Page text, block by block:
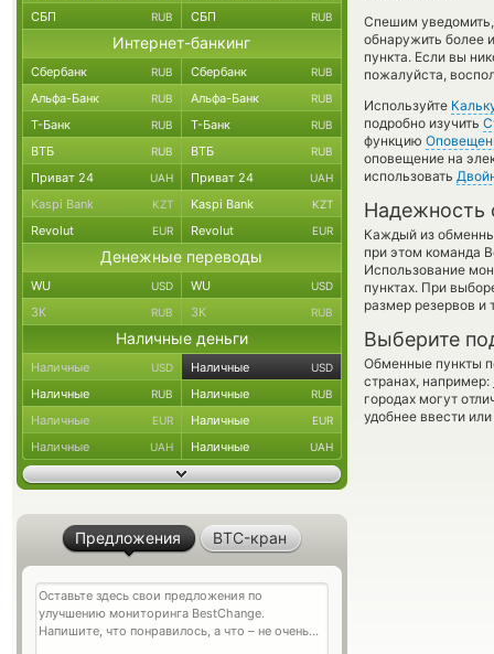
Спешим
обнаружить более
пункта. Если вы
пожалуйста,
Используйте
подробно изучить
функцию
оповещение на
использовать
Надежность
Каждый из
при этом команда
Использование
пунктах. При
размер резервов и
Выберите
Обменные пункты
странах, например:
городах могут
удобнее ввести
СБП RUB СБП RUB
Интернет-банкинг
Сбербанк RUB Сбербанк RUB
Альфа-Банк RUB Альфа-Банк RUB
Т-Банк RUB Т-Банк RUB
ВТБ RUB ВТБ RUB
Приват 24 UAH Приват 24 UAH
Kaspi Bank KZT Kaspi Bank KZT
Revolut EUR Revolut EUR
Денежные переводы
WU USD WU USD
ЗК RUB ЗК RUB
Наличные деньги
Наличные USD Наличные USD
Наличные RUB Наличные RUB
Наличные EUR Наличные EUR
Наличные UAH Наличные UAH
Предложения BTC-кран